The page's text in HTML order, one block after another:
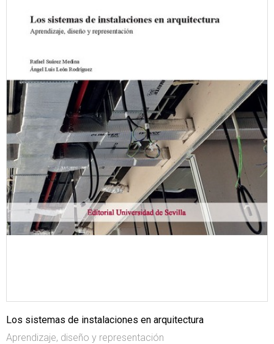
Los sistemas de instalaciones en arquitectura
Aprendizaje, diseño y representación